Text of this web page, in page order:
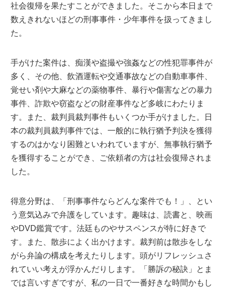
社会復帰を果たすことができました。そこから本日まで
数えきれないほどの刑事事件・少年事件を扱ってきまし
た。
手がけた案件は、痴漢や盗撮や強姦などの性犯罪事件が
多く、その他、飲酒運転や交通事故などの自動車事件、
覚せい剤や大麻などの薬物事件、暴行や傷害などの暴力
事件、詐欺や窃盗などの財産事件など多岐にわたりま
す。また、裁判員裁判事件もいくつか手がけました。日
本の裁判員裁判事件では、一般的に執行猶予判決を獲得
するのはかなり困難といわれていますが、無事執行猶予
を獲得することができ、ご依頼者の方は社会復帰されま
した。
得意分野は、「刑事事件ならどんな案件でも！」、とい
う意気込みで弁護をしています。趣味は、読書と、映画
やDVD鑑賞です。法廷ものやサスペンスが特に好きで
す。また、散歩によく出かけます。裁判前は散歩をしな
がら弁論の構成を考えたりします。頭がリフレッシュさ
れていい考えが浮かんだりします。「勝訴の秘訣」とま
では言いすぎですが、私の一日で一番好きな時間かもし